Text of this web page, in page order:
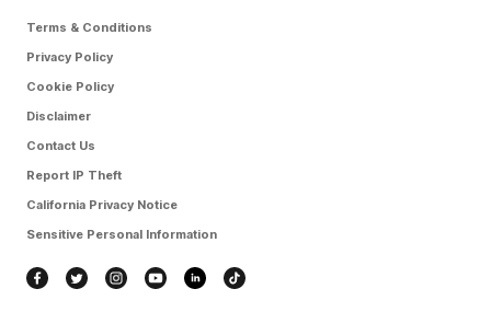
Terms & Conditions
Privacy Policy
Cookie Policy
Disclaimer
Contact Us
Report IP Theft
California Privacy Notice
Sensitive Personal Information